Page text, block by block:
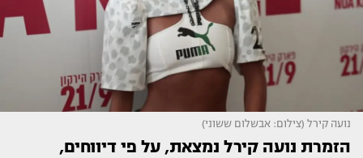
נועה קירל (צילום: אבשלום ששוני)
הזמרת נועה קירל נמצאת, על פי דיווחים,